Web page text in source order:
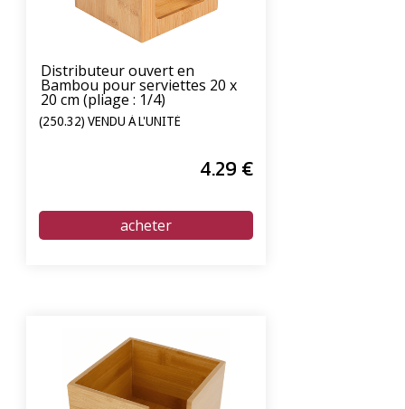
Distributeur ouvert en
Bambou pour serviettes 20 x
20 cm (pliage : 1/4)
(250.32) VENDU À L'UNITÉ
4.29 €